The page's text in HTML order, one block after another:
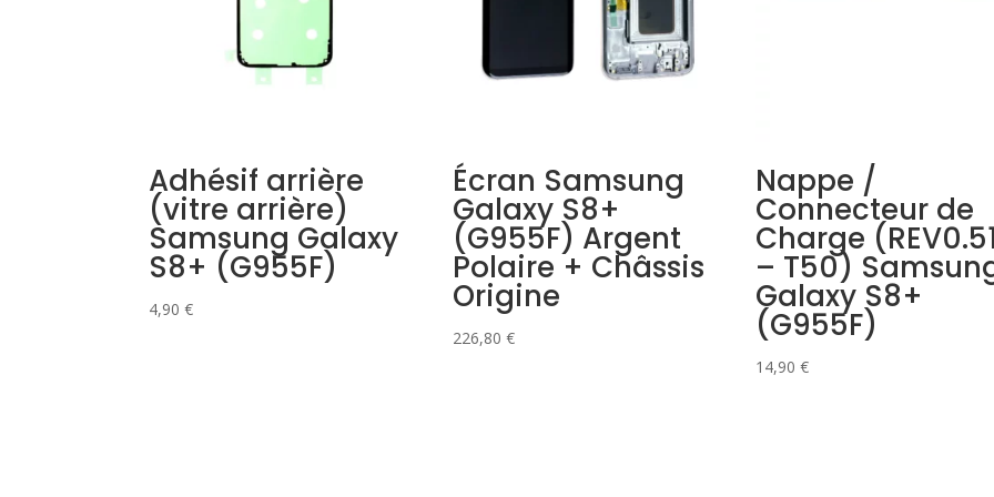
Adhésif arrière
(vitre arrière)
Samsung Galaxy
S8+ (G955F)
4,90€
Écran Samsung
Galaxy S8+
(G955F) Argent
Polaire + Châssis
Origine
226,80 €
Nappe /
Connecteur de
Charge
– T50)
Galaxy S8+
(G955F)
14,90€